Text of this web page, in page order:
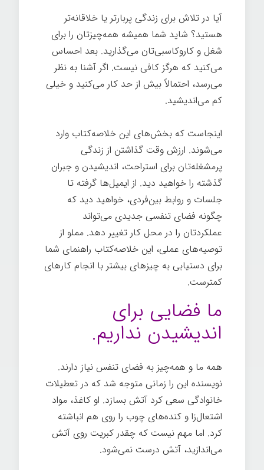
آیا در تلاش برای زندگی پربارتر یا خلاقانه‌تر
هستید؟ شاید شما همیشه همه‌چیزتان را برای
شغل و کاروکاسبی‌تان می‌گذارید. بعد احساس
می‌کنید که هرگز کافی نیست. اگر آشنا به نظر
می‌رسد، احتمالاً بیش از حد کار می‌کنید و خیلی
کم می‌اندیشید.
اینجاست که بخش‌های این خلاصه‌کتاب وارد
می‌شوند. ارزش وقت گذاشتن از زندگی
پرمشغله‌تان برای استراحت، اندیشیدن و جبران
گذشته را خواهید دید. از ایمیل‌ها گرفته تا
جلسات و روابط بین‌فردی، خواهید دید که
چگونه فضای تنفسی جدیدی می‌تواند
عملکردتان را در محل کار تغییر دهد. مملو از
توصیه‌های عملی، این خلاصه‌کتاب راهنمای شما
برای دستیابی به چیزهای بیشتر با انجام کارهای
کمترست.
ما فضایی برای
اندیشیدن نداریم.
همه ما و همه‌چیز به فضای تنفس نیاز دارند.
نویسنده این را زمانی متوجه شد که در تعطیلات
خانوادگی سعی کرد آتش بسازد. او کاغذ، مواد
اشتعال‌زا و کنده‌های چوب را روی هم انباشته
کرد. اما مهم نیست که چقدر کبریت روی آتش
می‌اندازید، آتش درست نمی‌شود.